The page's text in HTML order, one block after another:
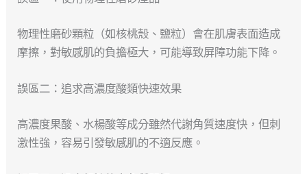
物理性磨砂顆粒（如核桃殼、鹽粒）會在肌膚表面造成
摩擦，對敏感肌的負擔極大，可能導致屏障功能下降。
誤區二：追求高濃度酸類快速效果
高濃度果酸、水楊酸等成分雖然代謝角質速度快，但刺
激性強，容易引發敏感肌的不適反應。